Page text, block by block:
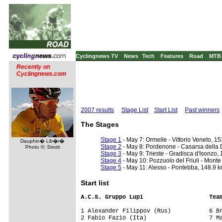
Cyclingnews TV News Tech Features Road MTB
Recently on
Cyclingnews.com
Dauphin� Lib�r�
Photo ©: Sirotti
2007 results Stage List Start List Past winners
The Stages
Stage 1 - May 7: Ormelle - Vittorio Veneto,
Stage 2 - May 8: Pordenone - Casarsa della
Stage 3 - May 9: Trieste - Gradisca d'Isonzo,
Stage 4 - May 10: Pozzuolo del Friuli -
Stage 5 - May 11: Alesso - Pontebba, 148.9
Start list
A.C.S. Gruppo Lupi                   Team
1 Alexander Filippov (Rus)           6
2 Fabio Fazio (Ita)                  7